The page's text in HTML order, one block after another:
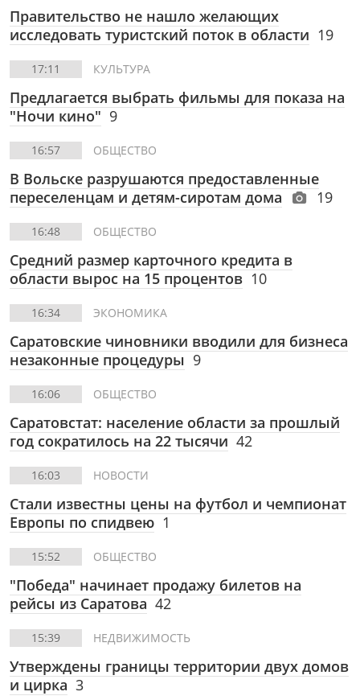
Правительство не нашло желающих
исследовать туристский поток в области 19
17:11 КУЛЬТУРА
Предлагается выбрать фильмы для показа на
"Ночи кино" 9
16:57 ОБЩЕСТВО
В Вольске разрушаются предоставленные
переселенцам и детям-сиротам дома
19
16:48 ОБЩЕСТВО
Средний размер карточного кредита в
области вырос на 15 процентов 10
16:34 ЭКОНОМИКА
Саратовские чиновники вводили для бизнеса
незаконные процедуры 9
16:06 ОБЩЕСТВО
Саратовстат: население области за прошлый
год сократилось на 22 тысячи 42
16:03 НОВОСТИ
Стали известны цены на футбол и чемпионат
Европы по спидвею 1
15:52 ОБЩЕСТВО
"Победа" начинает продажу билетов на
рейсы из Саратова 42
15:39 НЕДВИЖИМОСТЬ
Утверждены границы территории двух домов
и цирка 3